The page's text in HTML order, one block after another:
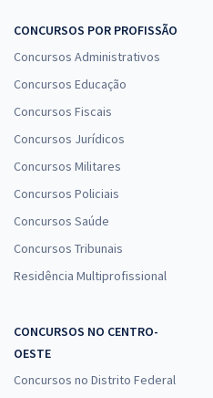
CONCURSOS POR PROFISSÃO
Concursos Administrativos
Concursos Educação
Concursos Fiscais
Concursos Jurídicos
Concursos Militares
Concursos Policiais
Concursos Saúde
Concursos Tribunais
Residência Multiprofissional
CONCURSOS NO CENTRO-
OESTE
Concursos no Distrito Federal